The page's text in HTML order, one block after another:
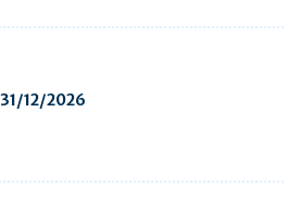
31/12/2026